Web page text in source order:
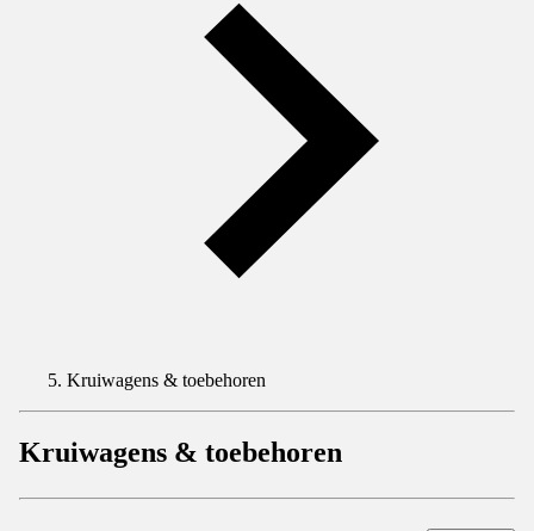
Kruiwagens & toebehoren
Kruiwagens & toebehoren